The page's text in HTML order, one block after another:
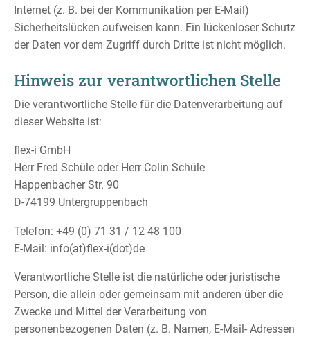
Internet (z. B. bei der Kommunikation per E-Mail)
Sicherheitslücken aufweisen kann. Ein lückenloser Schutz
der Daten vor dem Zugriff durch Dritte ist nicht möglich.
Hinweis zur verantwortlichen Stelle
Die verantwortliche Stelle für die Datenverarbeitung auf
dieser Website ist:
flex-i GmbH
Herr Fred Schüle oder Herr Colin Schüle
Happenbacher Str. 90
D-74199 Untergruppenbach
Telefon: +49 (0) 71 31 / 12 48 100
E-Mail: info(at)flex-i(dot)de
Verantwortliche Stelle ist die natürliche oder juristische
Person, die allein oder gemeinsam mit anderen über die
Zwecke und Mittel der Verarbeitung von
personenbezogenen Daten (z. B. Namen, E-Mail- Adressen